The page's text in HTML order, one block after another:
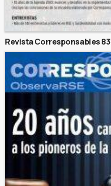
Revista Corresponsables 83